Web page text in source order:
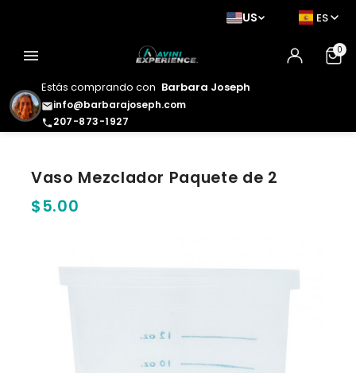
Estás comprando con Barbara Joseph
emailinfo@barbarajoseph.com
phone207-873-1927
US ES
menu 0
Vaso Mezclador Paquete de 2
$5.00